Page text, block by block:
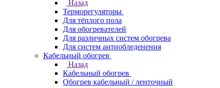
Назад
Терморегуляторы
Для тёплого пола
Для обогревателей
Для различных систем обогрева
Для систем антиобледенения
Кабельный обогрев
Назад
Кабельный обогрев
Обогрев кабельный / ленточный